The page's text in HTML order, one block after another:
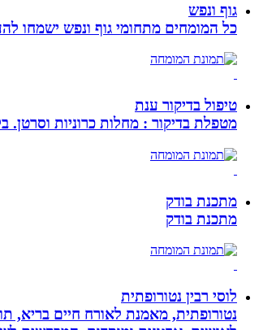
גוף ונפש
כל המומחים מתחומי גוף ונפש ישמחו
טיפול בדיקור ענת
מטפלת בדיקור : מחלות כרוניות וסרטן.
מתכנת בודק
מתכנת בודק
לוסי רבין נטורופתית